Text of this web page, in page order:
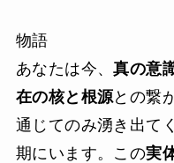
物語
あなたは今、真の意
在の核と根源との繋
通じてのみ湧き出て
期にいます。この実